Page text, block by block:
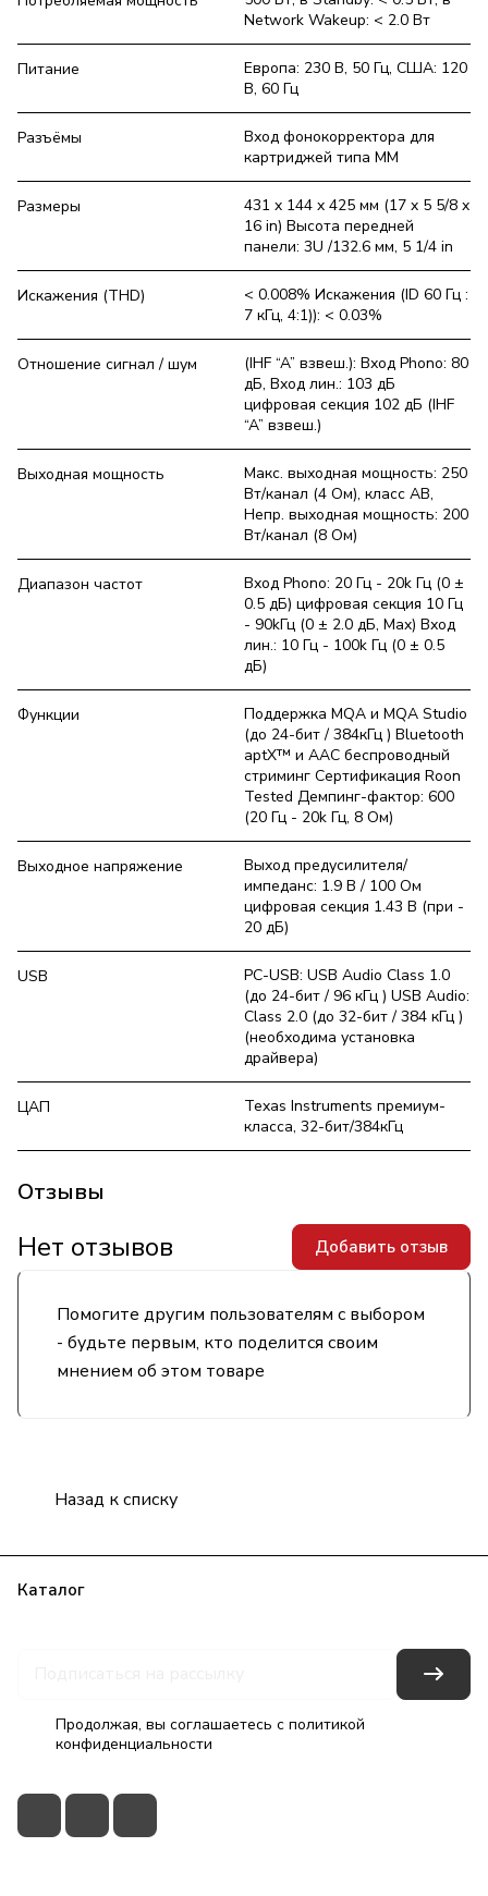
Network Wakeup: < 2.0 Вт
Питание
Европа: 230 В, 50 Гц, США: 120
В, 60 Гц
Разъёмы
Вход фонокорректора для
картриджей типа MM
Размеры
431 x 144 x 425 мм (17 x 5 5/8 x
16 in) Высота передней
панели: 3U /132.6 мм, 5 1/4 in
Искажения (THD)
< 0.008% Искажения (ID 60 Гц :
7 кГц, 4:1)): < 0.03%
Отношение сигнал / шум
(IHF “A” взвеш.): Вход Phono: 80
дБ, Вход лин.: 103 дБ
цифровая секция 102 дБ (IHF
“A” взвеш.)
Выходная мощность
Макс. выходная мощность: 250
Вт/канал (4 Ом), класс AB,
Непр. выходная мощность: 200
Вт/канал (8 Ом)
Диапазон частот
Вход Phono: 20 Гц - 20k Гц (0 ±
0.5 дБ) цифровая секция 10 Гц
- 90kГц (0 ± 2.0 дБ, Max) Вход
лин.: 10 Гц - 100k Гц (0 ± 0.5
дБ)
Функции
Поддержка MQA и MQA Studio
(до 24-бит / 384кГц ) Bluetooth
aptX™ и AAC беспроводный
стриминг Сертификация Roon
Tested Демпинг-фактор: 600
(20 Гц - 20k Гц, 8 Ом)
Выходное напряжение
Выход предусилителя/
импеданс: 1.9 В / 100 Ом
цифровая секция 1.43 В (при -
20 дБ)
USB
PC-USB: USB Audio Class 1.0
(до 24-бит / 96 кГц ) USB Audio:
Class 2.0 (до 32-бит / 384 кГц )
(необходима установка
драйвера)
ЦАП
Texas Instruments премиум-
класса, 32-бит/384кГц
Отзывы
Помогите другим пользователям с выбором
- будьте первым, кто поделится своим
мнением об этом товаре
Нет отзывов Добавить отзыв
Назад к списку
Каталог
Продолжая, вы соглашаетесь с политикой
конфиденциальности